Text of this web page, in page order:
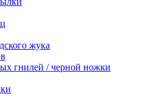
жука
гнилей / черной ножки